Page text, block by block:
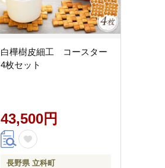
白樺樹皮細工 コースター
4枚セット
43,500円
長野県 立科町